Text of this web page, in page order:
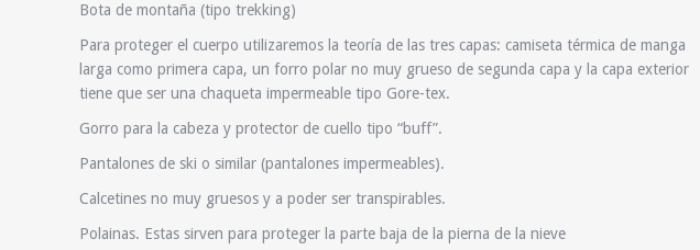
Bota de montaña (tipo trekking)
Para proteger el cuerpo utilizaremos la teoría de las tres capas: camiseta térmica de manga
larga como primera capa, un forro polar no muy grueso de segunda capa y la capa exterior
tiene que ser una chaqueta impermeable tipo Gore-tex.
Gorro para la cabeza y protector de cuello tipo “buff”.
Pantalones de ski o similar (pantalones impermeables).
Calcetines no muy gruesos y a poder ser transpirables.
Polainas. Estas sirven para proteger la parte baja de la pierna de la nieve